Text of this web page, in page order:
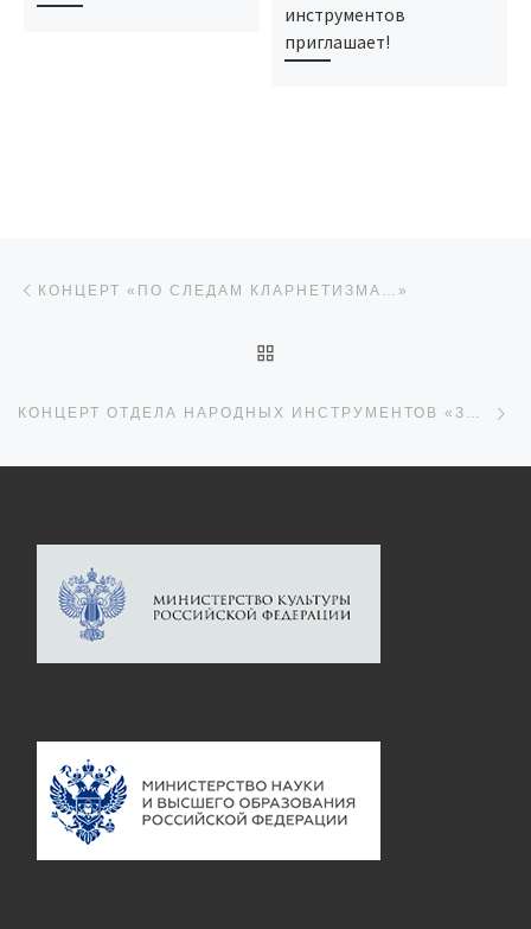
инструментов
приглашает!
КОНЦЕРТ «ПО СЛЕДАМ КЛАРНЕТИЗМА…»
КОНЦЕРТ ОТДЕЛА НАРОДНЫХ ИНСТРУМЕНТОВ «ЗИМНИЕ ИСТОРИИ»